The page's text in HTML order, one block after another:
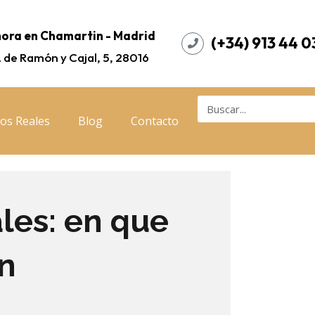
en Chamartin - Madrid
de Ramón y Cajal, 5, 28016
(+34) 913 44
Reales Blog Contacto
en que